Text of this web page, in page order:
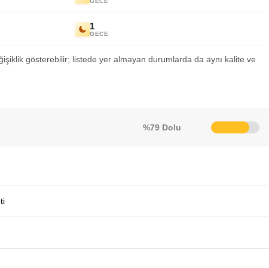
1
GECE
gösterebilir; listede yer almayan durumlarda da aynı kalite ve
%79 Dolu